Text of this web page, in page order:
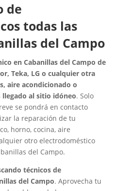
de
todas las
del Campo
en Cabanillas del Campo de
Teka, LG o cualquier otra
aire acondicionado o
llegado al sitio idóneo. Solo
se pondrá en contacto
la reparación de tu
horno, cocina, aire
otro electrodoméstico
del Campo.
técnicos de
del Campo. Aprovecha tu